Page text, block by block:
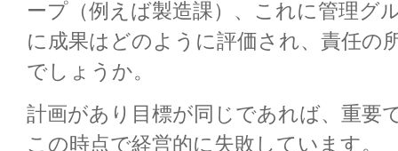
ープ（例えば製造課）、これに管理グ
に成果はどのように評価され、責任の
でしょうか。
計画があり目標が同じであれば、重要
この時点で経営的に失敗しています。